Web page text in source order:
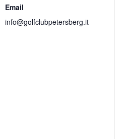
Email
info@golfclubpetersberg.it